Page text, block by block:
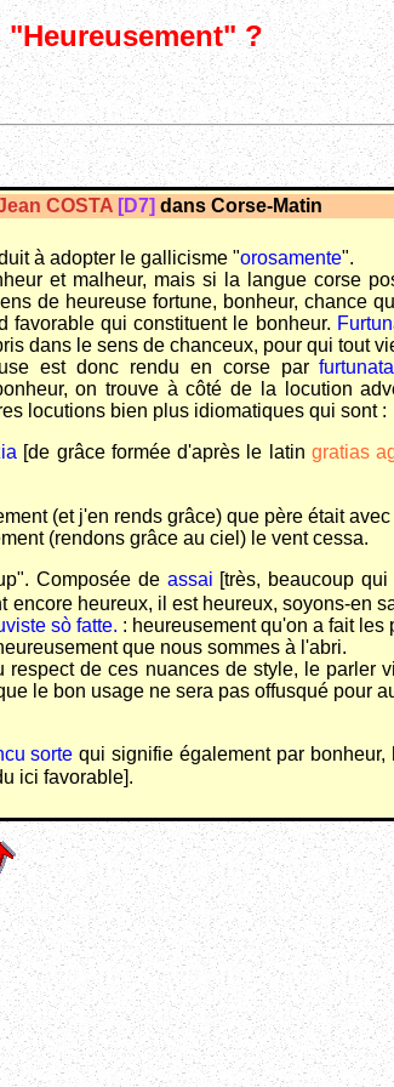
"Heureusement" ?
COSTA [D7] dans Corse-Matin
à adopter le gallicisme "orosamente".
et malheur, mais si la langue corse
de heureuse fortune, bonheur, chance
favorable qui constituent le bonheur.
dans le sens de chanceux, pour qui tout
est donc rendu en corse par
on trouve à côté de la locution
locutions bien plus idiomatiques qui sont :
[de grâce formée d'après le latin gratias
(et j'en rends grâce) que père était
(rendons grâce au ciel) le vent cessa.
Composée de assai [très, beaucoup
encore heureux, il est heureux, soyons-en
sò fatte. : heureusement qu'on a fait les
que nous sommes à l'abri.
de ces nuances de style, le parler
le bon usage ne sera pas offusqué pour
sorte qui signifie également par
ici favorable].